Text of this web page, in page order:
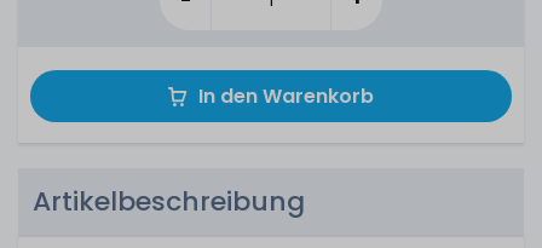
In den Warenkorb
Artikelbeschreibung